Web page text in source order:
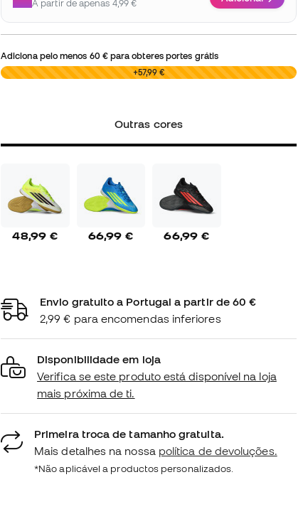
A partir de apenas 4,99 €
Adiciona pelo menos 60 €para obteres portes grátis
0,00 € +57,99 €
Outras cores
48,99 € 66,99 € 66,99 €
Envio gratuito a Portugal a partir de 60 €
2,99 € para encomendas inferiores
Disponibilidade em loja
Verifica se este produto está disponível na loja
mais próxima de ti.
Primeira troca de tamanho gratuita.
Mais detalhes na nossa política de devoluções.
*Não aplicável a productos personalizados.